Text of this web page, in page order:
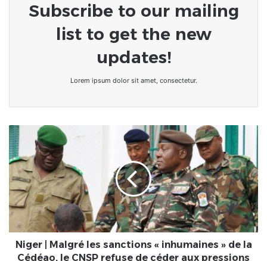
Subscribe to our mailing
list to get the new
updates!
Lorem ipsum dolor sit amet, consectetur.
Niger
|
Malgré
les
sanctions
« inhumaines »
de
Cédéao,
CNSP
Niger | Malgré les sanctions « inhumaines » de la
Cédéao, le CNSP refuse de céder aux pressions